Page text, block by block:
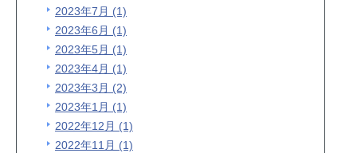
2023年7月 (1)
2023年6月 (1)
2023年5月 (1)
2023年4月 (1)
2023年3月 (2)
2023年1月 (1)
2022年12月 (1)
2022年11月 (1)